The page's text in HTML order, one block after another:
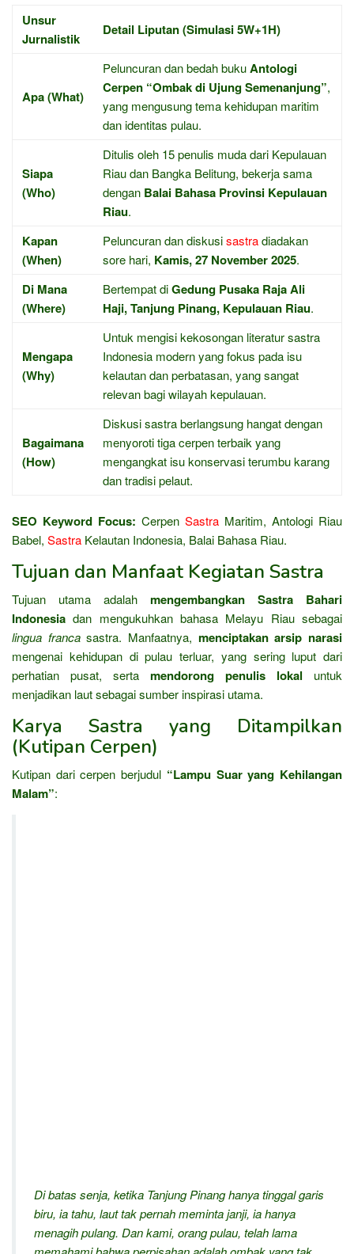
Unsur
Jurnalistik
Detail Liputan (Simulasi 5W+1H)
Apa (What)
Peluncuran dan bedah bukuAntologi
Cerpen “Ombak di Ujung Semenanjung”,
yang mengusung tema kehidupan maritim
dan identitas pulau.
Siapa
(Who)
Ditulis oleh 15 penulis muda dari Kepulauan
Riau dan Bangka Belitung, bekerja sama
dengan Balai Bahasa Provinsi Kepulauan
Riau.
Kapan
(When)
Peluncuran dan diskusisastradiadakan
sore hari, Kamis, 27 November 2025.
Di Mana
(Where)
Bertempat diGedung Pusaka Raja Ali
Haji, Tanjung Pinang, Kepulauan Riau.
Mengapa
(Why)
Untuk mengisi kekosongan literatur sastra
Indonesia modern yang fokus pada isu
kelautan dan perbatasan, yang sangat
relevan bagi wilayah kepulauan.
Bagaimana
(How)
Diskusi sastra berlangsung hangat dengan
menyoroti tiga cerpen terbaik yang
mengangkat isu konservasi terumbu karang
dan tradisi pelaut.
SEO Keyword Focus: Cerpen Sastra Maritim, Antologi Riau
Babel, Sastra Kelautan Indonesia, Balai Bahasa Riau.
Tujuan dan Manfaat Kegiatan Sastra
Tujuan utama adalah mengembangkan Sastra Bahari
Indonesia dan mengukuhkan bahasa Melayu Riau sebagai
lingua francasastra. Manfaatnya, menciptakan arsip narasi
mengenai kehidupan di pulau terluar, yang sering luput dari
perhatian pusat, serta mendorong penulis lokal untuk
menjadikan laut sebagai sumber inspirasi utama.
Karya Sastra yang Ditampilkan
(Kutipan Cerpen)
Kutipan dari cerpen berjudul “Lampu Suar yang Kehilangan
Malam”:
Di batas senja, ketika Tanjung Pinang hanya tinggal garis
biru, ia tahu, laut tak pernah meminta janji, ia hanya
menagih pulang. Dan kami, orang pulau, telah lama